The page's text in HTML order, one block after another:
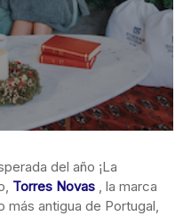
del año ¡La
Torres Novas , la marca
más antigua de Portugal,